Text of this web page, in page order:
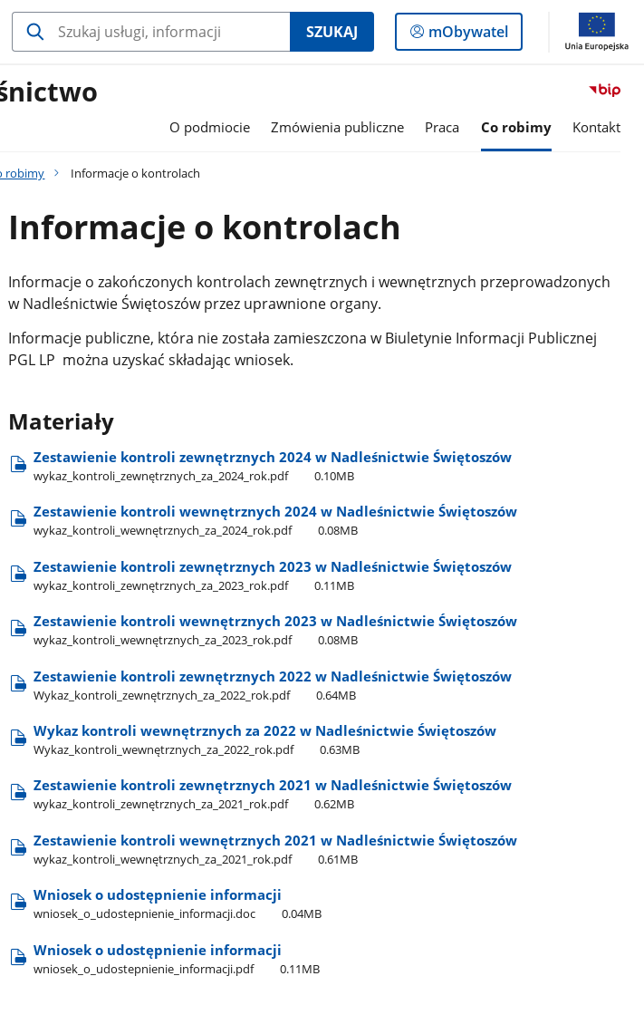
SZUKAJ
Logowanie
do
mObywatel
O podmiocie Zmówienia publiczne Praca Co robimy Kontakt
robimy Informacje o kontrolach
Informacje o kontrolach
Informacje o zakończonych kontrolach zewnętrznych i wewnętrznych przeprowadzonych
w Nadleśnictwie Świętoszów przez uprawnione organy.
Informacje publiczne, która nie została zamieszczona w Biuletynie Informacji Publicznej
PGL LP można uzyskać składając wniosek.
Materiały
Zestawienie kontroli zewnętrznych 2024 w Nadleśnictwie Świętoszów
wykaz​_kontroli​_zewnętrznych​_za​_2024​_rok.pdf 0.10MB
Zestawienie kontroli wewnętrznych 2024 w Nadleśnictwie Świętoszów
wykaz​_kontroli​_wewnętrznych​_za​_2024​_rok.pdf 0.08MB
Zestawienie kontroli zewnętrznych 2023 w Nadleśnictwie Świętoszów
wykaz​_kontroli​_zewnętrznych​_za​_2023​_rok.pdf 0.11MB
Zestawienie kontroli wewnętrznych 2023 w Nadleśnictwie Świętoszów
wykaz​_kontroli​_wewnętrznych​_za​_2023​_rok.pdf 0.08MB
Zestawienie kontroli zewnętrznych 2022 w Nadleśnictwie Świętoszów
Wykaz​_kontroli​_zewnętrznych​_za​_2022​_rok.pdf 0.64MB
Wykaz kontroli wewnętrznych za 2022 w Nadleśnictwie Świętoszów
Wykaz​_kontroli​_wewnętrznych​_za​_2022​_rok.pdf 0.63MB
Zestawienie kontroli zewnętrznych 2021 w Nadleśnictwie Świętoszów
wykaz​_kontroli​_zewnętrznych​_za​_2021​_rok.pdf 0.62MB
Zestawienie kontroli wewnętrznych 2021 w Nadleśnictwie Świętoszów
wykaz​_kontroli​_wewnętrznych​_za​_2021​_rok.pdf 0.61MB
Wniosek o udostępnienie informacji
wniosek​_o​_udostepnienie​_informacji.doc 0.04MB
Wniosek o udostępnienie informacji
wniosek​_o​_udostepnienie​_informacji.pdf 0.11MB